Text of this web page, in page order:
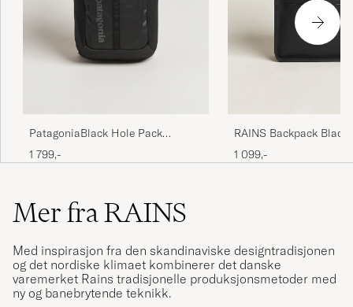
PatagoniaBlack Hole Pack
25LBlack
1 799,-
RAINS Backpack Black
1 099,-
Mer fra RAINS
Med inspirasjon fra den skandinaviske designtradisjonen
og det nordiske klimaet kombinerer det danske
varemerket Rains tradisjonelle produksjonsmetoder med
ny og banebrytende teknikk.